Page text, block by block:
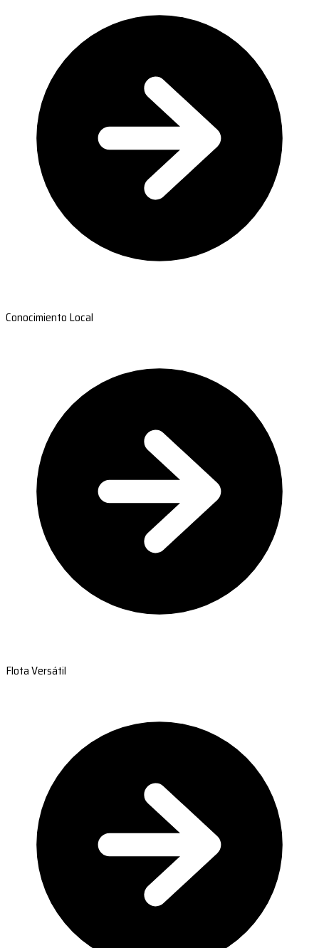
Conocimiento Local
Flota Versátil